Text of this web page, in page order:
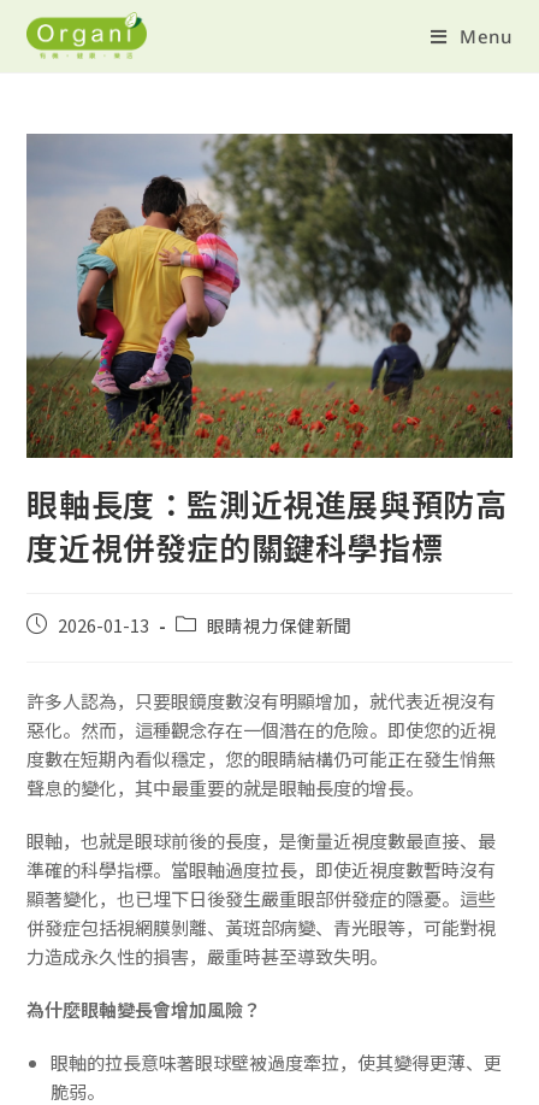
Menu
眼軸長度：監測近視進展與預防高
度近視併發症的關鍵科學指標
2026-01-13 眼睛視力保健新聞
許多人認為，只要眼鏡度數沒有明顯增加，就代表近視沒有
惡化。然而，這種觀念存在一個潛在的危險。即使您的近視
度數在短期內看似穩定，您的眼睛結構仍可能正在發生悄無
聲息的變化，其中最重要的就是眼軸長度的增長。
眼軸，也就是眼球前後的長度，是衡量近視度數最直接、最
準確的科學指標。當眼軸過度拉長，即使近視度數暫時沒有
顯著變化，也已埋下日後發生嚴重眼部併發症的隱憂。這些
併發症包括視網膜剝離、黃斑部病變、青光眼等，可能對視
力造成永久性的損害，嚴重時甚至導致失明。
為什麼眼軸變長會增加風險？
眼軸的拉長意味著眼球壁被過度牽拉，使其變得更薄、更
脆弱。